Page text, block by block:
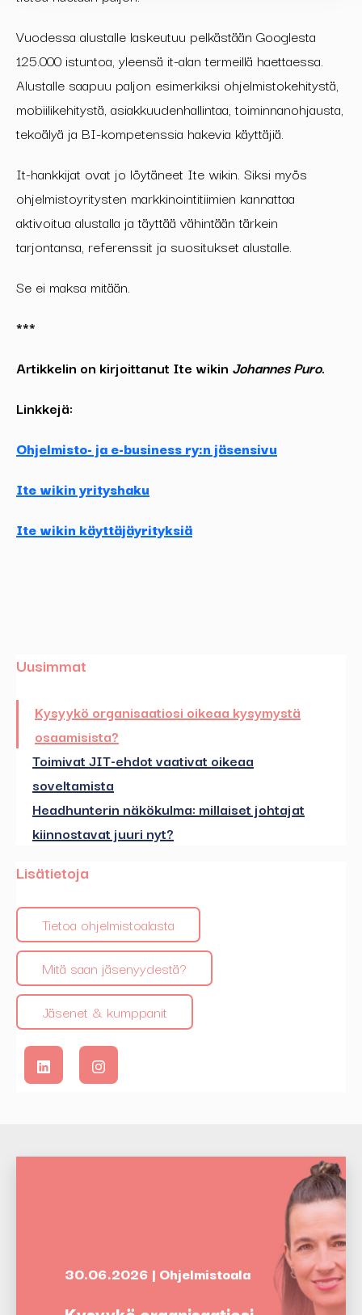
Vuodessa alustalle laskeutuu pelkästään Googlesta
125.000 istuntoa, yleensä it-alan termeillä haettaessa.
Alustalle saapuu paljon esimerkiksi ohjelmistokehitystä,
mobiilikehitystä, asiakkuudenhallintaa, toiminnanohjausta,
tekoälyä ja BI-kompetenssia hakevia käyttäjiä.
It-hankkijat ovat jo löytäneet Ite wikin. Siksi myös
ohjelmistoyritysten markkinointitiimien kannattaa
aktivoitua alustalla ja täyttää vähintään tärkein
tarjontansa, referenssit ja suositukset alustalle.
Se ei maksa mitään.
***
Artikkelin on kirjoittanut Ite wikin Johannes Puro.
Linkkejä:
Ohjelmisto- ja e-business ry:n jäsensivu
Ite wikin yrityshaku
Ite wikin käyttäjäyrityksiä
Uusimmat
Kysyykö organisaatiosi oikeaa kysymystä
osaamisista?
Toimivat JIT-ehdot vaativat oikeaa
soveltamista
Headhunterin näkökulma: millaiset johtajat
kiinnostavat juuri nyt?
Lisätietoja
Tietoa ohjelmistoalasta
Mitä saan jäsenyydestä?
Jäsenet & kumppanit
30.06.2026 | Ohjelmistoala